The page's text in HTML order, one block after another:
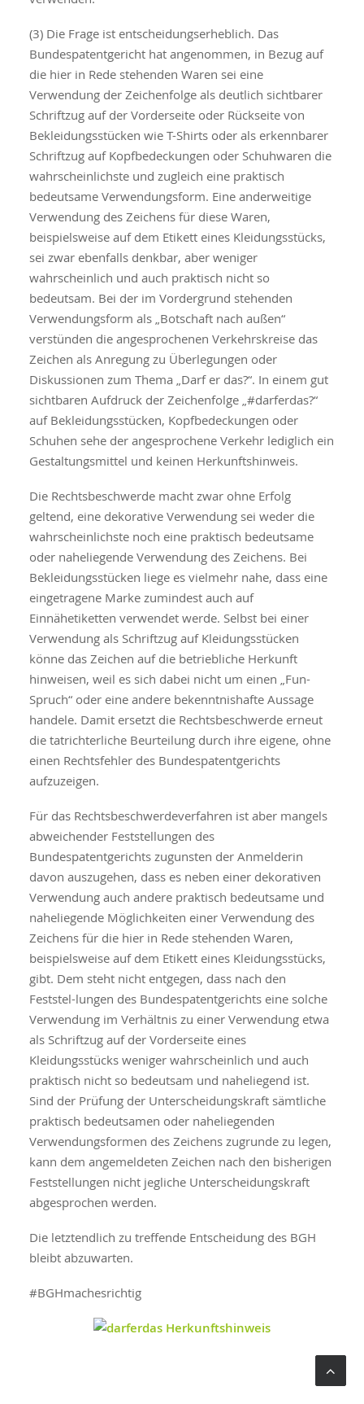
(3) Die Frage ist entscheidungserheblich. Das
Bundespatentgericht hat angenommen, in Bezug auf
die hier in Rede stehenden Waren sei eine
Verwendung der Zeichenfolge als deutlich sichtbarer
Schriftzug auf der Vorderseite oder Rückseite von
Bekleidungsstücken wie T-Shirts oder als erkennbarer
Schriftzug auf Kopfbedeckungen oder Schuhwaren die
wahrscheinlichste und zugleich eine praktisch
bedeutsame Verwendungsform. Eine anderweitige
Verwendung des Zeichens für diese Waren,
beispielsweise auf dem Etikett eines Kleidungsstücks,
sei zwar ebenfalls denkbar, aber weniger
wahrscheinlich und auch praktisch nicht so
bedeutsam. Bei der im Vordergrund stehenden
Verwendungsform als „Botschaft nach außen“
verstünden die angesprochenen Verkehrskreise das
Zeichen als Anregung zu Überlegungen oder
Diskussionen zum Thema „Darf er das?“. In einem gut
sichtbaren Aufdruck der Zeichenfolge „#darferdas?“
auf Bekleidungsstücken, Kopfbedeckungen oder
Schuhen sehe der angesprochene Verkehr lediglich ein
Gestaltungsmittel und keinen Herkunftshinweis.
Die Rechtsbeschwerde macht zwar ohne Erfolg
geltend, eine dekorative Verwendung sei weder die
wahrscheinlichste noch eine praktisch bedeutsame
oder naheliegende Verwendung des Zeichens. Bei
Bekleidungsstücken liege es vielmehr nahe, dass eine
eingetragene Marke zumindest auch auf
Einnähetiketten verwendet werde. Selbst bei einer
Verwendung als Schriftzug auf Kleidungsstücken
könne das Zeichen auf die betriebliche Herkunft
hinweisen, weil es sich dabei nicht um einen „Fun-
Spruch“ oder eine andere bekenntnishafte Aussage
handele. Damit ersetzt die Rechtsbeschwerde erneut
die tatrichterliche Beurteilung durch ihre eigene, ohne
einen Rechtsfehler des Bundespatentgerichts
aufzuzeigen.
Für das Rechtsbeschwerdeverfahren ist aber mangels
abweichender Feststellungen des
Bundespatentgerichts zugunsten der Anmelderin
davon auszugehen, dass es neben einer dekorativen
Verwendung auch andere praktisch bedeutsame und
naheliegende Möglichkeiten einer Verwendung des
Zeichens für die hier in Rede stehenden Waren,
beispielsweise auf dem Etikett eines Kleidungsstücks,
gibt. Dem steht nicht entgegen, dass nach den
Feststel-lungen des Bundespatentgerichts eine solche
Verwendung im Verhältnis zu einer Verwendung etwa
als Schriftzug auf der Vorderseite eines
Kleidungsstücks weniger wahrscheinlich und auch
praktisch nicht so bedeutsam und naheliegend ist.
Sind der Prüfung der Unterscheidungskraft sämtliche
praktisch bedeutsamen oder naheliegenden
Verwendungsformen des Zeichens zugrunde zu legen,
kann dem angemeldeten Zeichen nach den bisherigen
Feststellungen nicht jegliche Unterscheidungskraft
abgesprochen werden.
Die letztendlich zu treffende Entscheidung des BGH
bleibt abzuwarten.
#BGHmachesrichtig